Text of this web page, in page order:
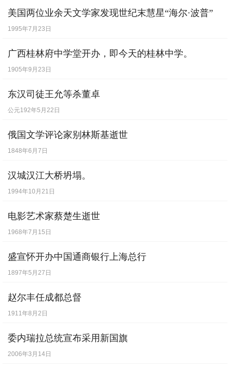
美国两位业余天文学家发现世纪末慧星“海尔·波普”
1995年7月23日
广西桂林府中学堂开办，即今天的桂林中学。
1905年9月23日
东汉司徒王允等杀董卓
公元192年5月22日
俄国文学评论家别林斯基逝世
1848年6月7日
汉城汉江大桥坍塌。
1994年10月21日
电影艺术家蔡楚生逝世
1968年7月15日
盛宣怀开办中国通商银行上海总行
1897年5月27日
赵尔丰任成都总督
1911年8月2日
委内瑞拉总统宣布采用新国旗
2006年3月14日